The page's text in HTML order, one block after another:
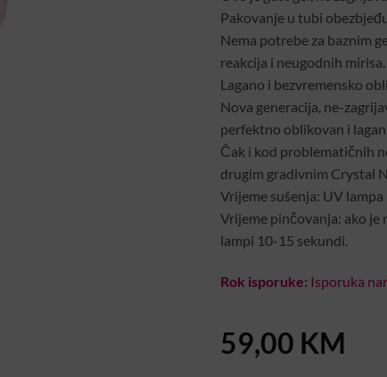
Pakovanje u tubi
Nema potrebe za baznim
reakcija i neugodnih mirisa.
Lagano i bezvremensko
Nova generacija, ne-
perfektno oblikovan i
Čak i kod problematičnih
drugim gradivnim Crystal
Vrijeme sušenja: UV
Vrijeme pinčovanja: ako je
lampi 10-15 sekundi.
Rok isporuke: Isporuka
59,00 KM